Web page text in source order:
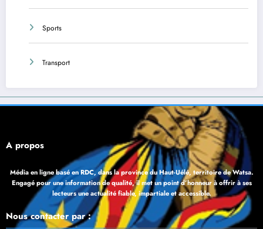
Sports
Transport
À propos
Média en ligne basé en RDC, dans la province du Haut-Uélé, territoire de Watsa.
Engagé pour une information de qualité, il met un point d’honneur à offrir à ses
lecteurs une actualité fiable, impartiale et accessible.
Nous contacter par :